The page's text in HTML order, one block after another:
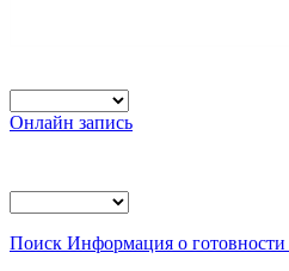
Онлайн запись
Поиск Информация о готовности